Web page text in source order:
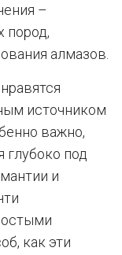
–
пород,
алмазов.
источником
важно,
глубоко под
и
как эти